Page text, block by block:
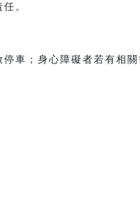
。
車；身心障礙者若有相關